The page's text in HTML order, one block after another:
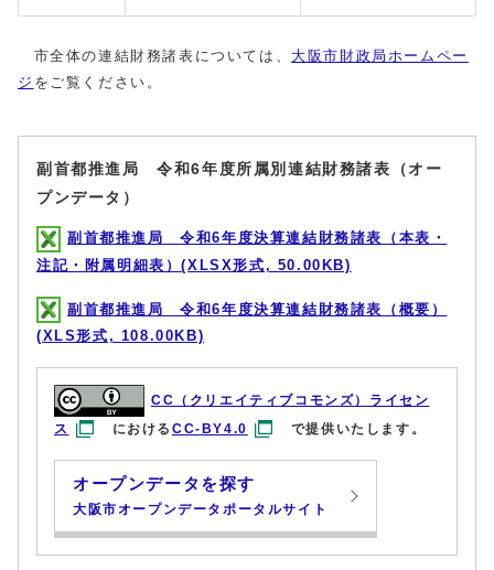
市全体の連結財務諸表については、 大阪市財政局ホームペー
ジ をご覧ください。
副首都推進局 令和6年度所属別連結財務諸表（オー
プンデータ）
副首都推進局 令和6年度決算連結財務諸表（本表・
注記・附属明細表）(XLSX形式, 50.00KB)
副首都推進局 令和6年度決算連結財務諸表（概要）
(XLS形式, 108.00KB)
CC（クリエイティブコモンズ）ライセン
ス
におけるCC-BY4.0 で提供いたします。
オープンデータを探す
大阪市オープンデータポータルサイト